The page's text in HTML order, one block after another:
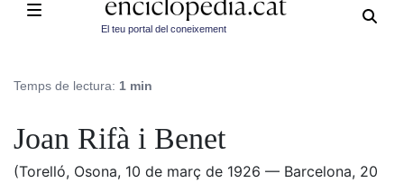
El teu portal del coneixement
Temps de lectura: 1 min
Joan Rifà i Benet
(Torelló, Osona, 10 de març de 1926 — Barcelona, 20